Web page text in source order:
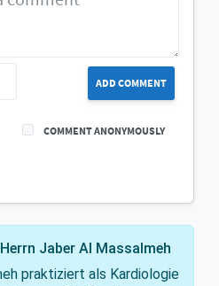
ADD COMMENT
COMMENT ANONYMOUSLY
Jaber Al Massalmeh
praktiziert als Kardiologie